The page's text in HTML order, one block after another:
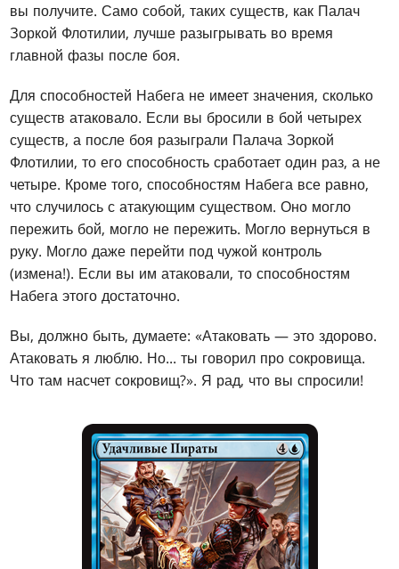
вы получите. Само собой, таких существ, как Палач
Зоркой Флотилии, лучше разыгрывать во время
главной фазы после боя.
Для способностей Набега не имеет значения, сколько
существ атаковало. Если вы бросили в бой четырех
существ, а после боя разыграли Палача Зоркой
Флотилии, то его способность сработает один раз, а не
четыре. Кроме того, способностям Набега все равно,
что случилось с атакующим существом. Оно могло
пережить бой, могло не пережить. Могло вернуться в
руку. Могло даже перейти под чужой контроль
(измена!). Если вы им атаковали, то способностям
Набега этого достаточно.
Вы, должно быть, думаете: «Атаковать — это здорово.
Атаковать я люблю. Но... ты говорил про сокровища.
Что там насчет сокровищ?». Я рад, что вы спросили!